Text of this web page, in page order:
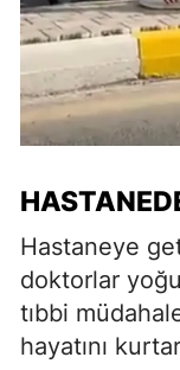
Hastaneye
doktorlar
tıbbi
hayatını